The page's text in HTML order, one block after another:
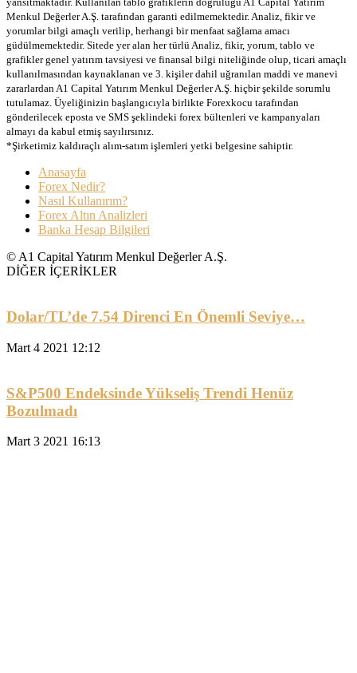
Menkul Değerler A.Ş. tarafından garanti edilmemektedir. Analiz, fikir ve
yorumlar bilgi amaçlı verilip, herhangi bir menfaat sağlama amacı
güdülmemektedir. Sitede yer alan her türlü Analiz, fikir, yorum, tablo ve
grafikler genel yatırım tavsiyesi ve finansal bilgi niteliğinde olup, ticari amaçlı
kullanılmasından kaynaklanan ve 3. kişiler dahil uğranılan maddi ve manevi
zararlardan A1 Capital Yatırım Menkul Değerler A.Ş. hiçbir şekilde sorumlu
tutulamaz. Üyeliğinizin başlangıcıyla birlikte Forexkocu tarafından
gönderilecek eposta ve SMS şeklindeki forex bültenleri ve kampanyaları
almayı da kabul etmiş sayılırsınız.
*Şirketimiz kaldıraçlı alım-satım işlemleri yetki belgesine sahiptir.
Anasayfa
Forex Nedir?
Nasıl Kullanırım?
Forex Altın Analizleri
Banka Hesap Bilgileri
© A1 Capital Yatırım Menkul Değerler A.Ş.
DİĞER İÇERİKLER
Dolar/TL’de 7.54 Direnci En Önemli Seviye…
Mart 4 2021 12:12
S&P500 Endeksinde Yükseliş Trendi Henüz
Bozulmadı
Mart 3 2021 16:13